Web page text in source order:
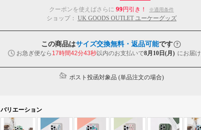
クーポンを使えばさらに 99円引き！ ※適用条件
ショップ： UK GOODS OUTLET ユーケーグッズ
この商品はサイズ交換無料・返品可能です
お急ぎ便なら 17時間42分42秒以内のお支払いで8月10日(月) にお届け
ポスト投函対象品 (単品注文の場合)
バリエーション